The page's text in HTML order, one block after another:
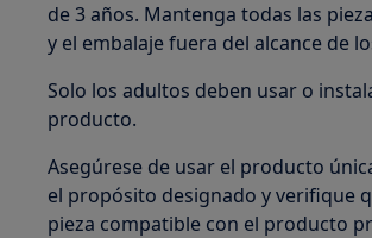
de 3 años. Mantenga todas las
y el embalaje fuera del alcance de
Solo los adultos deben usar o
producto.
Asegúrese de usar el producto
el propósito designado y verifique
pieza compatible con el producto